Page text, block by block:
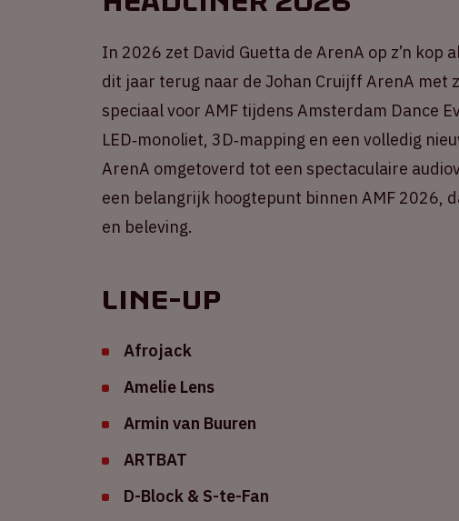
In 2026 zet David Guetta de ArenA op z’n kop
dit jaar terug naar de Johan Cruijff ArenA met
speciaal voor AMF tijdens Amsterdam Dance
LED‑monoliet, 3D‑mapping en een volledig
ArenA omgetoverd tot een spectaculaire
een belangrijk hoogtepunt binnen AMF 2026,
en beleving.
Line-up
Afrojack
Amelie Lens
Armin van Buuren
ARTBAT
D-Block & S-te-Fan